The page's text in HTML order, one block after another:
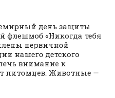
день защиты
«Никогда тебя
первичной
нашего детского
внимание к
питомцев. Животные —